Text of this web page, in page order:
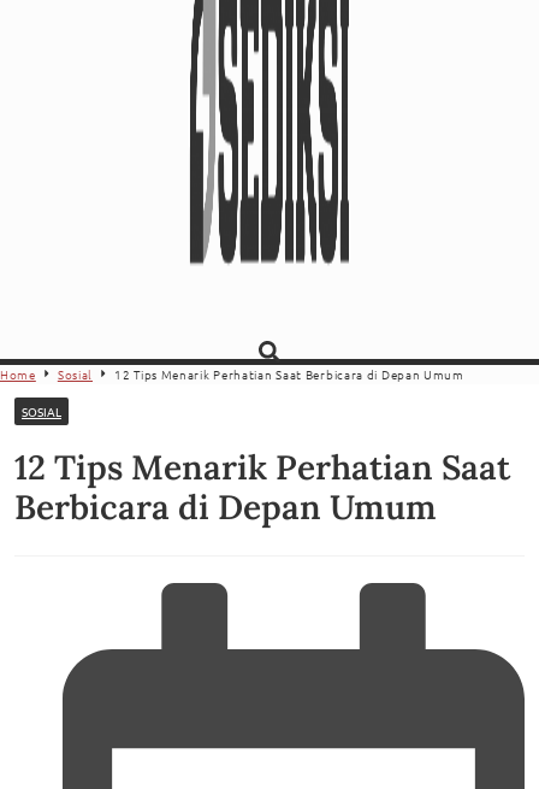
Home Sosial 12 Tips Menarik Perhatian Saat Berbicara di Depan Umum
SOSIAL
12 Tips Menarik Perhatian Saat
Berbicara di Depan Umum